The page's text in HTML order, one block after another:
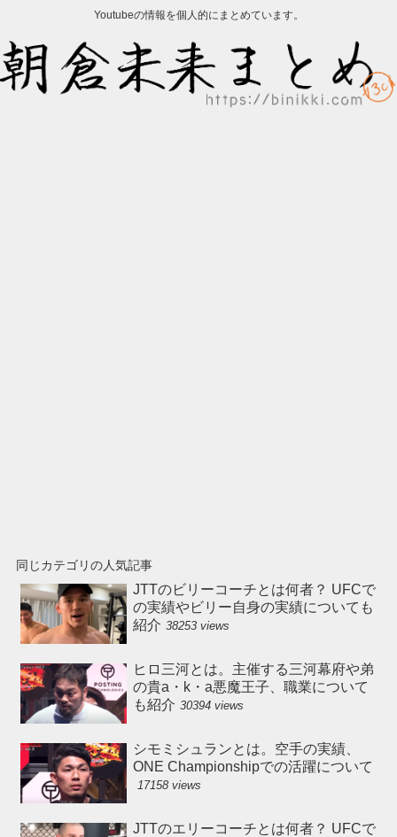
Youtubeの情報を個人的にまとめています。
同じカテゴリの人気記事
JTTのビリーコーチとは何者？ UFCで
の実績やビリー自身の実績についても
紹介 38253 views
ヒロ三河とは。主催する三河幕府や弟
の貴a・k・a悪魔王子、職業について
も紹介 30394 views
シモミシュランとは。空手の実績、
ONE Championshipでの活躍について
17158 views
JTTのエリーコーチとは何者？ UFCで